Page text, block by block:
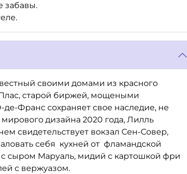
забавы.
своими домами из красного
старой биржей, мощеными
Франс сохраняет свое наследие, не
дизайна 2020 года, Лилль
свидетельствует вокзал Сен-Совер,
себя кухней от фламандской
сыром Маруаль, мидий с картошкой фри
с вержуазом.